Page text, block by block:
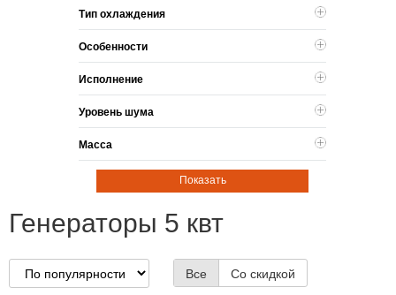
Тип охлаждения
Особенности
Исполнение
Уровень шума
Масса
Показать
Генераторы 5 квт
Все Со скидкой